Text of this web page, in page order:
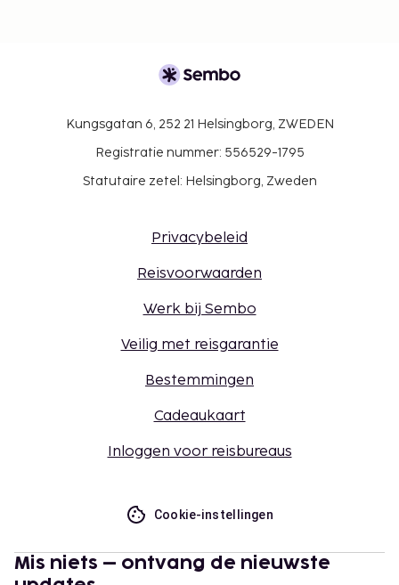
Kungsgatan 6, 252 21 Helsingborg, ZWEDEN
Registratie nummer: 556529-1795
Statutaire zetel: Helsingborg, Zweden
Privacybeleid
Reisvoorwaarden
Werk bij Sembo
Veilig met reisgarantie
Bestemmingen
Cadeaukaart
Inloggen voor reisbureaus
Cookie-instellingen
Mis niets – ontvang de nieuwste